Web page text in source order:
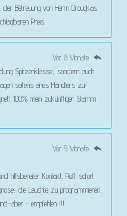
Betreuung von Herrn Drougkas.
Preis.
Vor 8 Monate
Spitzenklasse, sondern auch
seitens eines Händlers zur
100% mein zukünftiger Stamm
Vor 9 Monate
hilfsbereiter Kontakt. Ruft sofort
die Leuchte zu programmieren.
aber - empfehlen !!!